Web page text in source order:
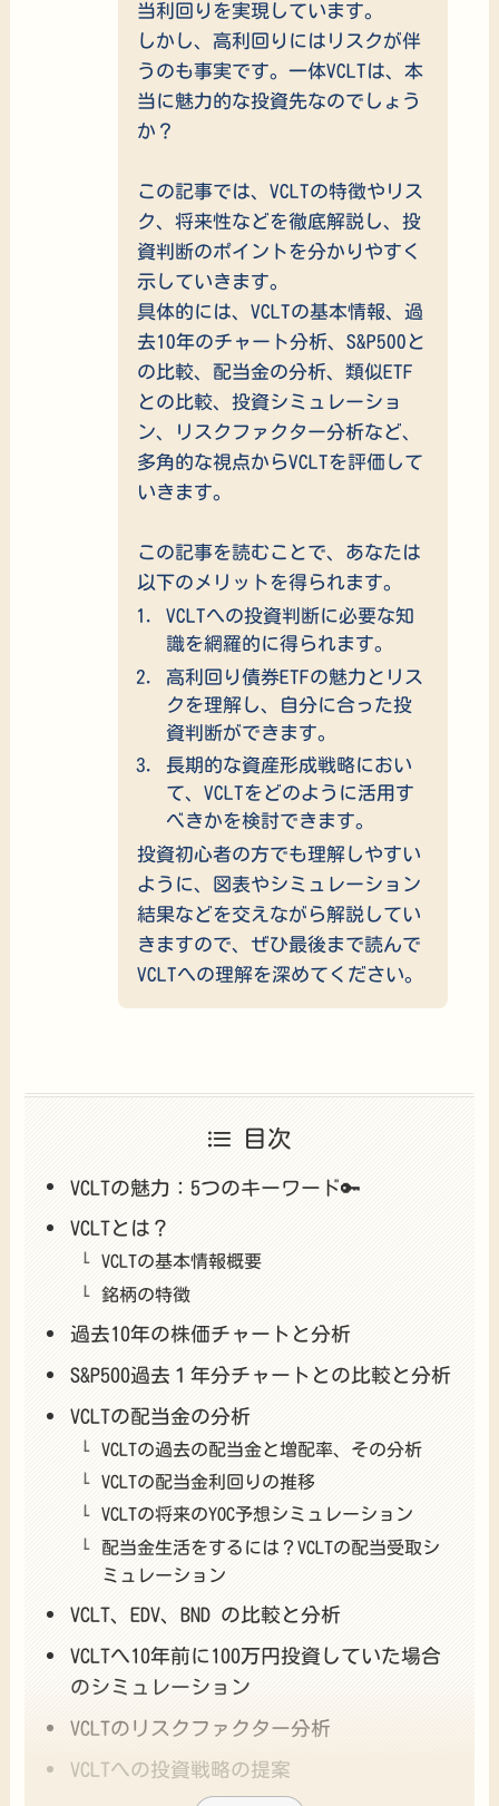
当利回りを実現しています。
しかし、高利回りにはリスクが伴
うのも事実です。一体VCLTは、本
当に魅力的な投資先なのでしょう
か？
この記事では、VCLTの特徴やリス
ク、将来性などを徹底解説し、投
資判断のポイントを分かりやすく
示していきます。
具体的には、VCLTの基本情報、過
去10年のチャート分析、S&P500と
の比較、配当金の分析、類似ETF
との比較、投資シミュレーショ
ン、リスクファクター分析など、
多角的な視点からVCLTを評価して
いきます。
この記事を読むことで、あなたは
以下のメリットを得られます。
VCLTへの投資判断に必要な知
識を網羅的に得られます。
高利回り債券ETFの魅力とリス
クを理解し、自分に合った投
資判断ができます。
長期的な資産形成戦略におい
て、VCLTをどのように活用す
べきかを検討できます。
投資初心者の方でも理解しやすい
ように、図表やシミュレーション
結果などを交えながら解説してい
きますので、ぜひ最後まで読んで
VCLTへの理解を深めてください。
目次
VCLTの魅力：5つのキーワード🔑
VCLTとは？
VCLTの基本情報概要
銘柄の特徴
過去10年の株価チャートと分析
S&P500過去１年分チャートとの比較と分析
VCLTの配当金の分析
VCLTの過去の配当金と増配率、その分析
VCLTの配当金利回りの推移
VCLTの将来のYOC予想シミュレーション
配当金生活をするには？VCLTの配当受取シ
ミュレーション
VCLT、EDV、BND の比較と分析
VCLTへ10年前に100万円投資していた場合
のシミュレーション
VCLTのリスクファクター分析
VCLTへの投資戦略の提案